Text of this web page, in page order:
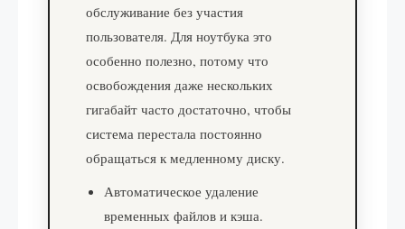
обслуживание без участия
пользователя. Для ноутбука это
особенно полезно, потому что
освобождения даже нескольких
гигабайт часто достаточно, чтобы
система перестала постоянно
обращаться к медленному диску.
Автоматическое удаление
временных файлов и кэша.